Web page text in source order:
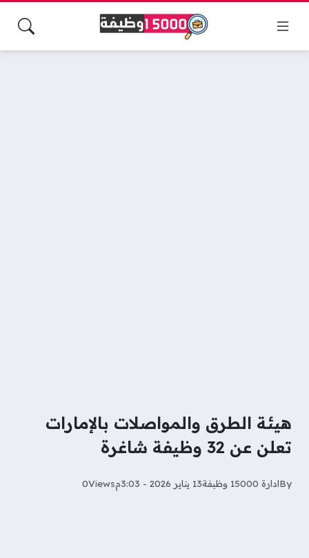
هيئة الطرق والمواصلات بالإمارات
تعلن عن 32 وظيفة شاغرة
Byادارة 15000 وظيفة 13 يناير 2026 - 3:03م Views
0